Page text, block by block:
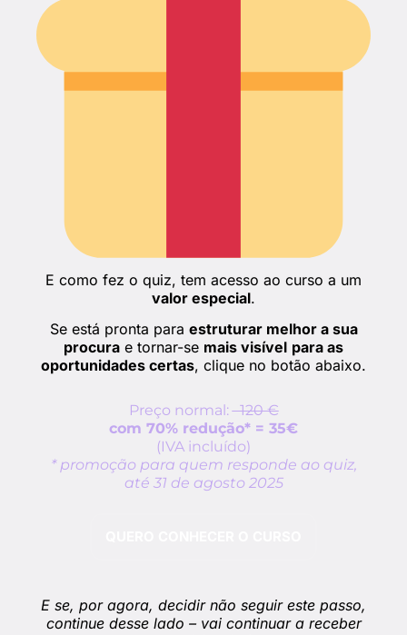
E como fez o quiz, tem acesso ao curso a um
valor especial.
Se está pronta para estruturar melhor a sua
procura e tornar-se mais visível para as
oportunidades certas, clique no botão abaixo.
Preço normal:120 €
com 70% redução* = 35€
(IVA incluído)
* promoção para quem responde ao quiz,
até 31 de agosto 2025
E se, por agora, decidir não seguir este passo,
continue desse lado – vai continuar a receber